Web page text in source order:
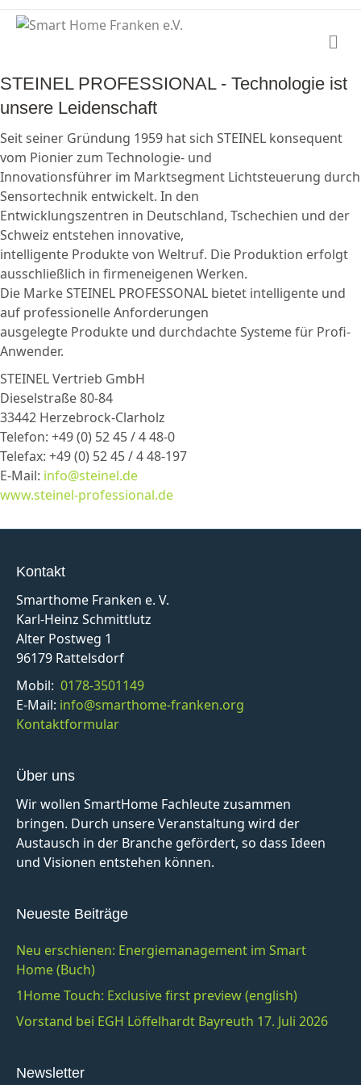
STEINEL PROFESSIONAL - Technologie ist
unsere Leidenschaft
Seit seiner Gründung 1959 hat sich STEINEL konsequent
vom Pionier zum Technologie- und
Innovationsführer im Marktsegment Lichtsteuerung durch
Sensortechnik entwickelt. In den
Entwicklungszentren in Deutschland, Tschechien und der
Schweiz entstehen innovative,
intelligente Produkte von Weltruf. Die Produktion erfolgt
ausschließlich in firmeneigenen Werken.
Die Marke STEINEL PROFESSONAL bietet intelligente und
auf professionelle Anforderungen
ausgelegte Produkte und durchdachte Systeme für Profi-
Anwender.
STEINEL Vertrieb GmbH
Dieselstraße 80-84
33442 Herzebrock-Clarholz
Telefon: +49 (0) 52 45 / 4 48-0
Telefax: +49 (0) 52 45 / 4 48-197
E-Mail: info@steinel.de
www.steinel-professional.de
Kontakt
Smarthome Franken e. V.
Karl-Heinz Schmittlutz
Alter Postweg 1
96179 Rattelsdorf
Mobil: 0178-3501149
E-Mail: info@smarthome-franken.org
Kontaktformular
Über uns
Wir wollen SmartHome Fachleute zusammen
bringen. Durch unsere Veranstaltung wird der
Austausch in der Branche gefördert, so dass Ideen
und Visionen entstehen können.
Neueste Beiträge
Neu erschienen: Energiemanagement im Smart
Home (Buch)
1Home Touch: Exclusive first preview (english)
Vorstand bei EGH Löffelhardt Bayreuth 17. Juli 2026
Newsletter